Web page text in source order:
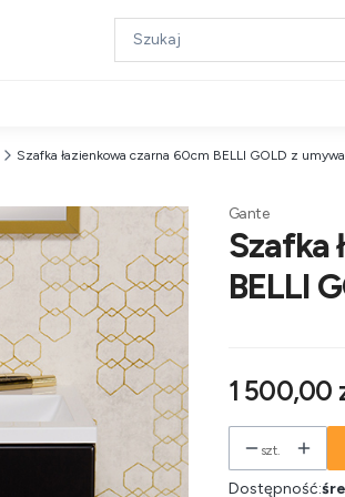
Szafka łazienkowa czarna 60cm BELLI GOLD z
Gante
Szafka
BELLI
Cena
1 500,00
szt.
Dostępność: